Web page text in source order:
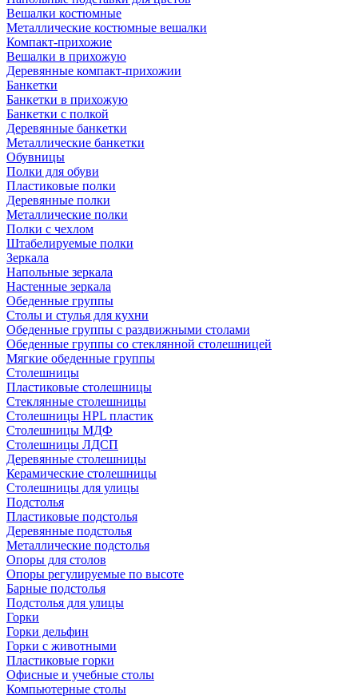
Вешалки костюмные
Металлические костюмные вешалки
Компакт-прихожие
Вешалки в прихожую
Деревянные компакт-прихожии
Банкетки
Банкетки в прихожую
Банкетки с полкой
Деревянные банкетки
Металлические банкетки
Обувницы
Полки для обуви
Пластиковые полки
Деревянные полки
Металлические полки
Полки с чехлом
Штабелируемые полки
Зеркала
Напольные зеркала
Настенные зеркала
Обеденные группы
Столы и стулья для кухни
Обеденные группы с раздвижными столами
Обеденные группы со стеклянной столешницей
Мягкие обеденные группы
Столешницы
Пластиковые столешницы
Стеклянные столешницы
Столешницы HPL пластик
Столешницы МДФ
Столешницы ЛДСП
Деревянные столешницы
Керамические столешницы
Столешницы для улицы
Подстолья
Пластиковые подстолья
Деревянные подстолья
Металлические подстолья
Опоры для столов
Опоры регулируемые по высоте
Барные подстолья
Подстолья для улицы
Горки
Горки дельфин
Горки с животными
Пластиковые горки
Офисные и учебные столы
Компьютерные столы